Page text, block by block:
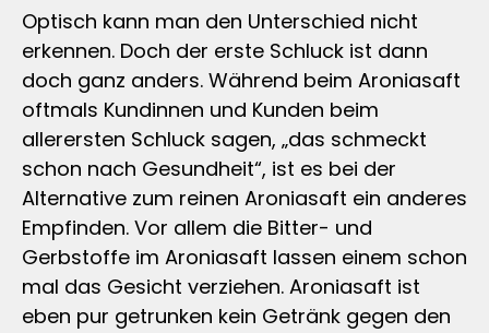
Optisch kann man den Unterschied nicht
erkennen. Doch der erste Schluck ist dann
doch ganz anders. Während beim Aroniasaft
oftmals Kundinnen und Kunden beim
allerersten Schluck sagen, „das schmeckt
schon nach Gesundheit“, ist es bei der
Alternative zum reinen Aroniasaft ein anderes
Empfinden. Vor allem die Bitter- und
Gerbstoffe im Aroniasaft lassen einem schon
mal das Gesicht verziehen. Aroniasaft ist
eben pur getrunken kein Getränk gegen den